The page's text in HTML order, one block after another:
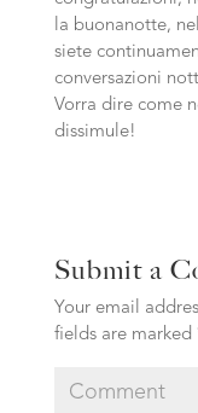
la buonanotte,
siete
conversazioni
Vorra dire come
dissimule!
Submit a
Your email
fields are marked